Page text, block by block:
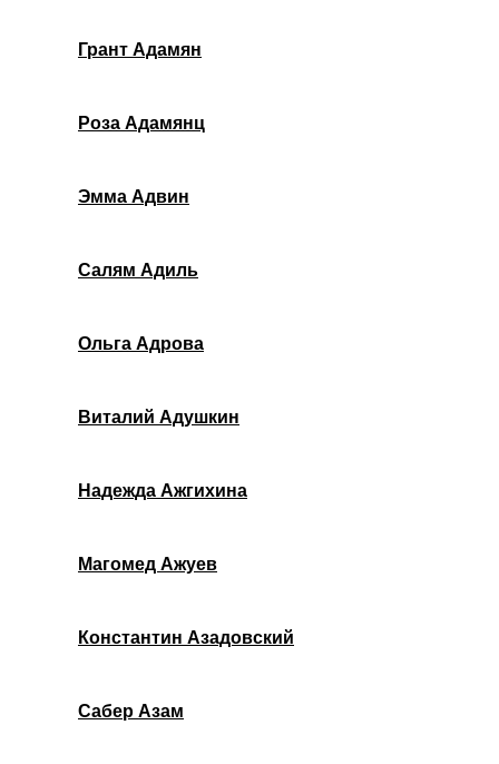
Грант Адамян
Роза Адамянц
Эмма Адвин
Салям Адиль
Ольга Адрова
Виталий Адушкин
Надежда Ажгихина
Магомед Ажуев
Константин Азадовский
Сабер Азам